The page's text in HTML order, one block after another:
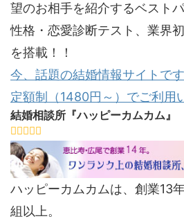
望のお相手を紹介するベスト
性格・恋愛診断テスト、業界
を搭載！！
今、話題の結婚情報サイトで
定額制（1480円～）でご利用
結婚相談所『ハッピーカムカム』
ハッピーカムカムは、創業13
組以上。